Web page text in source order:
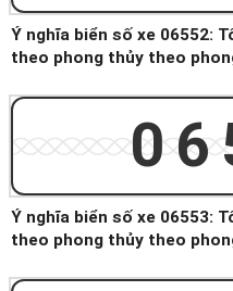
Ý nghĩa biển số xe 06552:
theo phong thủy theo
Ý nghĩa biển số xe 06553:
theo phong thủy theo